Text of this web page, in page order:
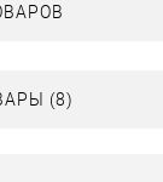
(8)